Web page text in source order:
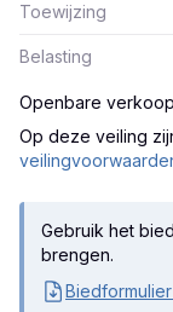
Toewijzing
Belasting
Openbare
Op deze veiling
Gebruik het
brengen.